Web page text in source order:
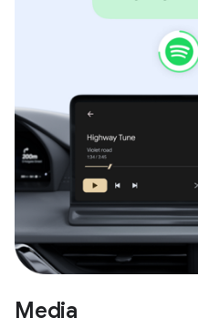
Media